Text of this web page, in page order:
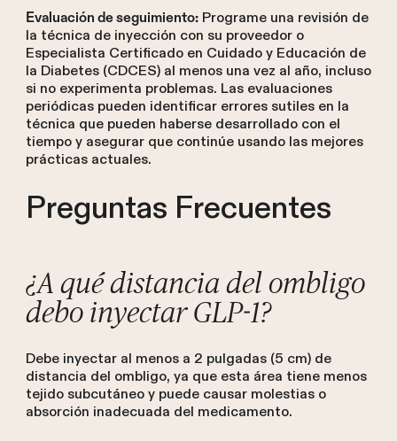
Evaluación de seguimiento:Programe una revisión de
la técnica de inyección con su proveedor o
Especialista Certificado en Cuidado y Educación de
la Diabetes (CDCES) al menos una vez al año, incluso
si no experimenta problemas. Las evaluaciones
periódicas pueden identificar errores sutiles en la
técnica que pueden haberse desarrollado con el
tiempo y asegurar que continúe usando las mejores
prácticas actuales.
Preguntas Frecuentes
¿A qué distancia del ombligo
debo inyectar GLP-1?
Debe inyectar al menos a 2 pulgadas (5 cm) de
distancia del ombligo, ya que esta área tiene menos
tejido subcutáneo y puede causar molestias o
absorción inadecuada del medicamento.